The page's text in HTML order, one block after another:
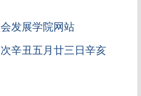
发展学院网站
辛丑五月廿三日辛亥